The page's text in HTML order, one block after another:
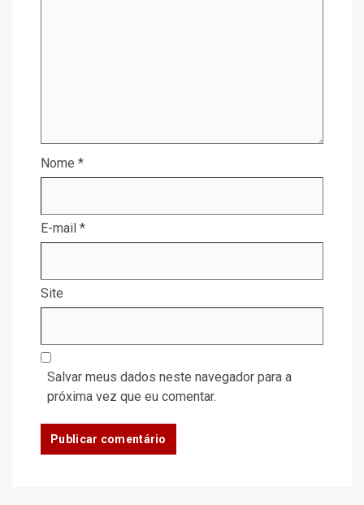
Nome *
E-mail *
Site
Salvar meus dados neste navegador para a
próxima vez que eu comentar.